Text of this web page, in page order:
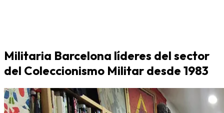
Militaria Barcelona líderes del sector
del Coleccionismo Militar desde 1983